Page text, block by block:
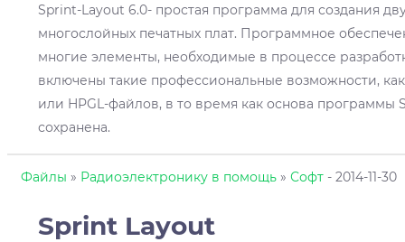
Sprint-Layout 6.0- простая программа для создания
многослойных печатных плат. Программное
многие элементы, необходимые в процессе
включены такие профессиональные возможности,
или HPGL-файлов, в то время как основа программы
сохранена.
Файлы » Радиоэлектронику в помощь » Софт - 2014-11-30
Sprint Layout